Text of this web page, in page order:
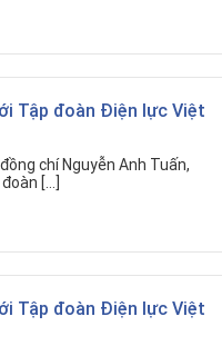
Tập đoàn Điện lực Việt
chí Nguyễn Anh Tuấn,
[…]
Tập đoàn Điện lực Việt